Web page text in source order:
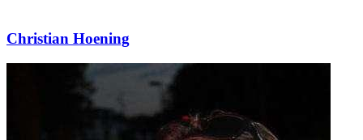
Christian Hoening